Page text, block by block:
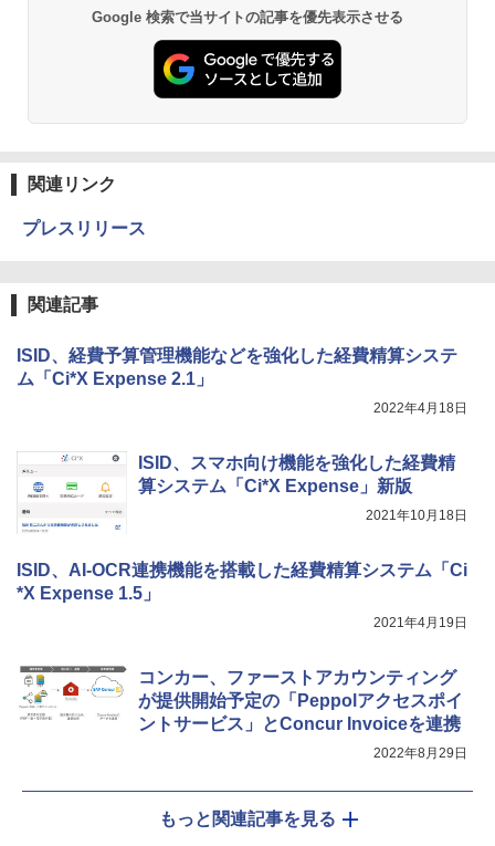
Google 検索で当サイトの記事を優先表示させる
関連リンク
プレスリリース
関連記事
ISID、経費予算管理機能などを強化した経費精算システ
ム「Ci*X Expense 2.1」
2022年4月18日
ISID、スマホ向け機能を強化した経費精
算システム「Ci*X Expense」新版
2021年10月18日
ISID、AI-OCR連携機能を搭載した経費精算システム「Ci
*X Expense 1.5」
2021年4月19日
コンカー、ファーストアカウンティング
が提供開始予定の「Peppolアクセスポイ
ントサービス」とConcur Invoiceを連携
2022年8月29日
もっと関連記事を見る